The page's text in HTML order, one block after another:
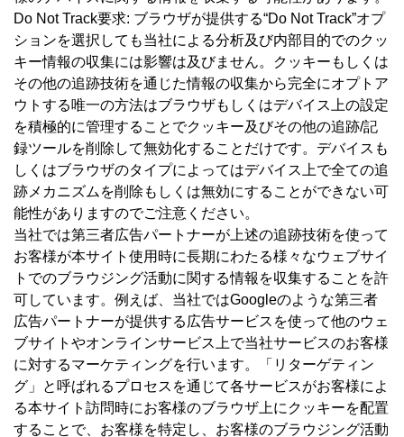
Do Not Track要求: ブラウザが提供する“Do Not Track”オプ
ションを選択しても当社による分析及び内部目的でのクッ
キー情報の収集には影響は及びません。クッキーもしくは
その他の追跡技術を通じた情報の収集から完全にオプトア
ウトする唯一の方法はブラウザもしくはデバイス上の設定
を積極的に管理することでクッキー及びその他の追跡/記
録ツールを削除して無効化することだけです。デバイスも
しくはブラウザのタイプによってはデバイス上で全ての追
跡メカニズムを削除もしくは無効にすることができない可
能性がありますのでご注意ください。
当社では第三者広告パートナーが上述の追跡技術を使って
お客様が本サイト使用時に長期にわたる様々なウェブサイ
トでのブラウジング活動に関する情報を収集することを許
可しています。例えば、当社ではGoogleのような第三者
広告パートナーが提供する広告サービスを使って他のウェ
ブサイトやオンラインサービス上で当社サービスのお客様
に対するマーケティングを行います。「リターゲティン
グ」と呼ばれるプロセスを通じて各サービスがお客様によ
る本サイト訪問時にお客様のブラウザ上にクッキーを配置
することで、お客様を特定し、お客様のブラウジング活動